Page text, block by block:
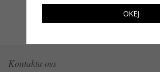
Kontakta oss
OKEJ